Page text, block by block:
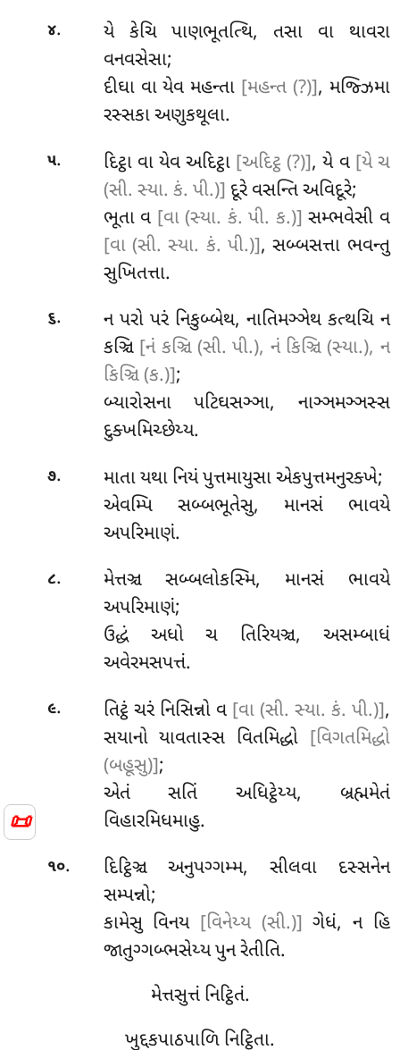
📜
૪.
યે કેચિ પાણભૂતત્થિ, તસા વા થાવરા
વનવસેસા;
દીઘા વા યેવ મહન્તા [મહન્ત (?)], મજ્ઝિમા
રસ્સકા અણુકથૂલા.
૫. દિટ્ઠા વા યેવ અદિટ્ઠા [અદિટ્ઠ (?)], યે વ [યે ચ
(સી. સ્યા. કં. પી.)] દૂરે વસન્તિ અવિદૂરે;
ભૂતા વ [વા (સ્યા. કં. પી. ક.)] સમ્ભવેસી વ
[વા (સી. સ્યા. કં. પી.)], સબ્બસત્તા ભવન્તુ
સુખિતત્તા.
૬.
ન પરો પરં નિકુબ્બેથ, નાતિમઞ્ઞેથ કત્થચિ ન
કઞ્ચિ [નં કઞ્ચિ (સી. પી.), નં કિઞ્ચિ (સ્યા.), ન
કિઞ્ચિ (ક.)];
બ્યારોસના પટિઘસઞ્ઞા, નાઞ્ઞમઞ્ઞસ્સ
દુક્ખમિચ્છેય્ય.
૭. માતાયથા નિયં પુત્તમાયુસા એકપુત્તમનુરક્ખે;
એવમ્પિ સબ્બભૂતેસુ, માનસં ભાવયે
અપરિમાણં.
૮. મેત્તઞ્ચસબ્બલોકસ્મિ, માનસં ભાવયે
અપરિમાણં;
ઉદ્ધં અધો ચ તિરિયઞ્ચ, અસમ્બાધં
અવેરમસપત્તં.
૯. તિટ્ઠં ચરં નિસિન્નો વ [વા (સી. સ્યા. કં. પી.)],
સયાનો યાવતાસ્સ વિતમિદ્ધો [વિગતમિદ્ધો
(બહૂસુ)];
એતં સતિં અધિટ્ઠેય્ય, બ્રહ્મમેતં
વિહારમિધમાહુ.
૧૦. દિટ્ઠિઞ્ચઅનુપગ્ગમ્મ, સીલવા દસ્સનેન
સમ્પન્નો;
કામેસુ વિનય [વિનેય્ય (સી.)] ગેધં, ન હિ
જાતુગ્ગબ્ભસેય્ય પુન રેતીતિ.
મેત્તસુત્તં નિટ્ઠિતં.
ખુદ્દકપાઠપાળિ નિટ્ઠિતા.